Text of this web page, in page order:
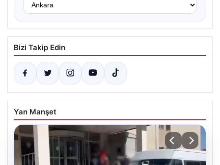
Bizi Takip Edin
Yan Manşet